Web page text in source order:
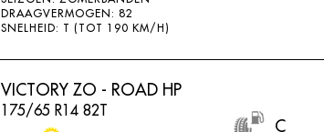
DRAAGVERMOGEN: 82
SNELHEID: T (TOT 190 KM/H)
VICTORY ZO - ROAD HP
175/65 R14 82T
C